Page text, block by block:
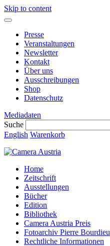
Skip to content
Presse
Veranstaltungen
Newsletter
Kontakt
Über uns
Ausschreibungen
Shop
Datenschutz
Mediadaten
Suche
English Warenkorb
Home
Zeitschrift
Ausstellungen
Bücher
Edition
Bibliothek
Camera Austria Preis
Fotoarchiv Pierre Bourdieu
Rechtliche Informationen